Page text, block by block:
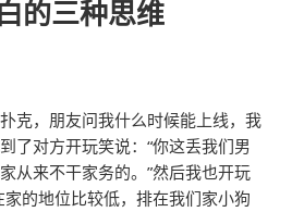
的三种思维
克，朋友问我什么时候能上线，我
了对方开玩笑说：“你这丢我们男
从来不干家务的。”然后我也开玩
家的地位比较低，排在我们家小狗